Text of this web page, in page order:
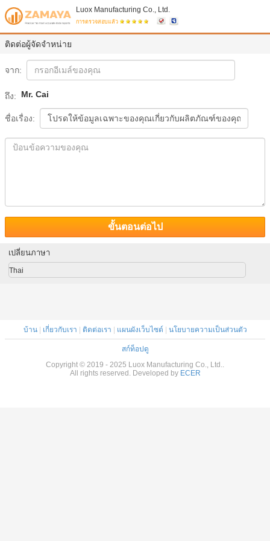
Luox Manufacturing Co., Ltd.
การตรวจสอบแล้ว
ติดต่อผู้จัดจำหน่าย
จาก:
ถึง: Mr. Cai
ชื่อเรื่อง:
ขั้นตอนต่อไป
เปลี่ยนภาษา
Thai
บ้าน| เกี่ยวกับเรา ติดต่อเรา แผนผังเว็บไซต์ นโยบายความเป็นส่วนตัว
สก์ท็อปดู
Copyright © 2019 - 2025 Luox Manufacturing Co., Ltd..
All rights reserved. Developed by ECER